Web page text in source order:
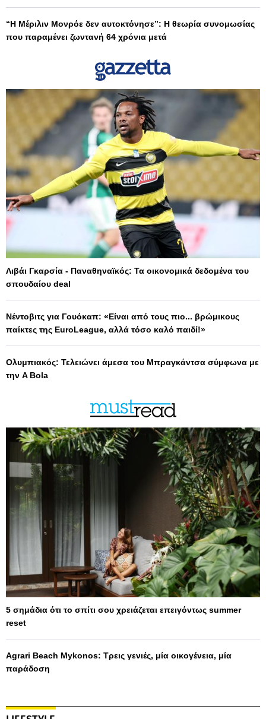
“Η Μέριλιν Μονρόε δεν αυτοκτόνησε”: Η θεωρία συνομωσίας
που παραμένει ζωντανή 64 χρόνια μετά
Λιβάι Γκαρσία - Παναθηναϊκός: Τα οικονομικά δεδομένα του
σπουδαίου deal
Νέντοβιτς για Γουόκαπ: «Είναι από τους πιο... βρώμικους
παίκτες της EuroLeague, αλλά τόσο καλό παιδί!»
Ολυμπιακός: Τελειώνει άμεσα του Μπραγκάντσα σύμφωνα με
την A Bola
5 σημάδια ότι το σπίτι σου χρειάζεται επειγόντως summer
reset
Agrari Beach Mykonos: Τρεις γενιές, μία οικογένεια, μία
παράδοση